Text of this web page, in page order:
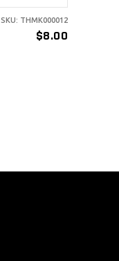
$8.00
SKU: THMK000012